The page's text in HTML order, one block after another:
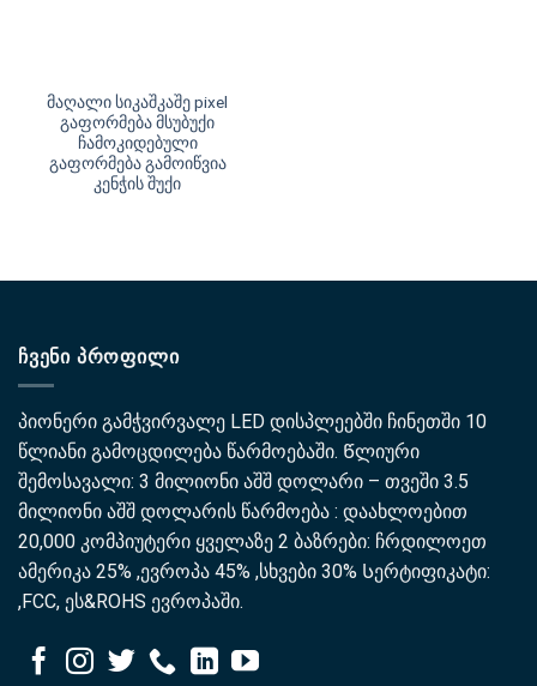
მაღალი სიკაშკაშე pixel
გაფორმება მსუბუქი
ჩამოკიდებული
გაფორმება გამოიწვია
კენჭის შუქი
ᲩᲕᲔᲜᲘ ᲞᲠᲝᲤᲘᲚᲘ
პიონერი გამჭვირვალე LED დისპლეებში ჩინეთში 10
წლიანი გამოცდილება წარმოებაში. Წლიური
შემოსავალი: 3 მილიონი აშშ დოლარი – თვეში 3.5
მილიონი აშშ დოლარის წარმოება : დაახლოებით
20,000 კომპიუტერი ყველაზე 2 ბაზრები: ჩრდილოეთ
ამერიკა 25% ,ევროპა 45% ,სხვები 30% Სერტიფიკატი:
,FCC, ეს&ROHS ევროპაში.